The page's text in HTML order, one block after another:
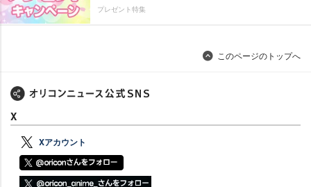
プレゼント特集
このページのトップへ
X
Xアカウント